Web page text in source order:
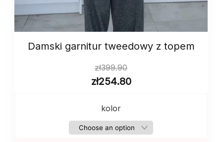
Damski garnitur tweedowy z topem
zł399.90
zł254.80
kolor